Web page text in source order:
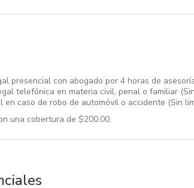
presencial con abogado por 4 horas de
telefónica en materia civil, penal o familiar
en caso de robo de automóvil o accidente (Sin
una cobertura de $200.00.